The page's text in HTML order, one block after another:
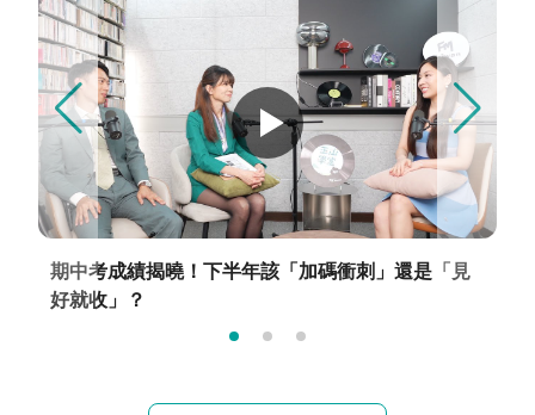
期中考成績揭曉！下半年該「加碼衝刺」還是「見
好就收」？